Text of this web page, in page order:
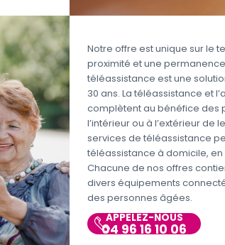
Notre offre est unique sur le
proximité et une
téléassistance est une
30 ans. La téléassistance et
complètent au bénéfice des
l’intérieur ou à l’extérieur de
services de téléassistance
téléassistance à domicile,
Chacune de nos offres
divers équipements
des personnes âgées.
APPELEZ-NOUS
04 96 16 10 06